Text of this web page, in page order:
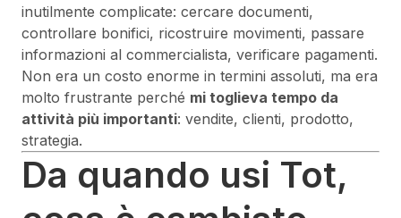
inutilmente complicate: cercare documenti,
controllare bonifici, ricostruire movimenti, passare
informazioni al commercialista, verificare pagamenti.
Non era un costo enorme in termini assoluti, ma era
molto frustrante perché mi toglieva tempo da
attività più importanti: vendite, clienti, prodotto,
strategia.
Da quando usi Tot,